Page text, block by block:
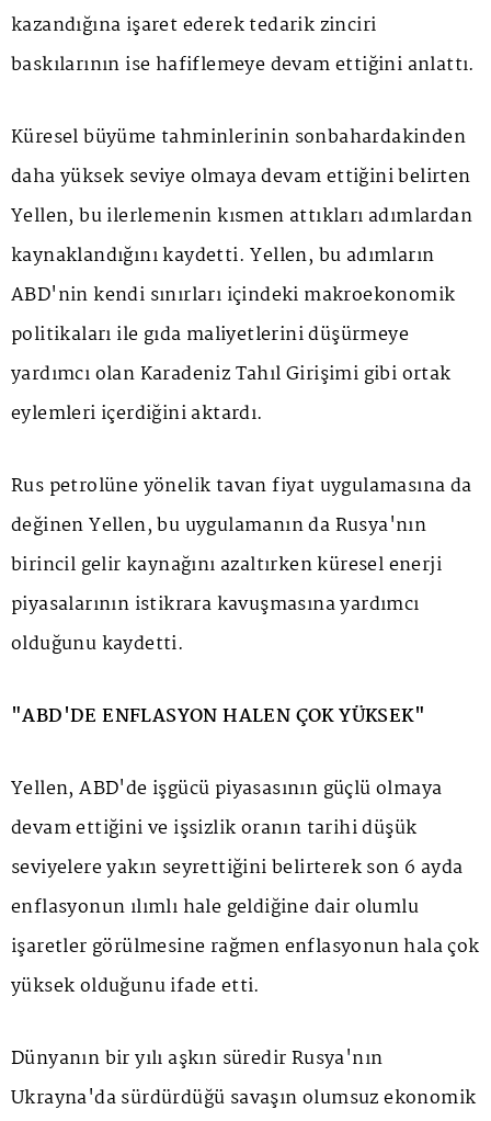
kazandığına işaret ederek tedarik zinciri
baskılarının ise hafiflemeye devam ettiğini anlattı.
Küresel büyüme tahminlerinin sonbahardakinden
daha yüksek seviye olmaya devam ettiğini belirten
Yellen, bu ilerlemenin kısmen attıkları adımlardan
kaynaklandığını kaydetti. Yellen, bu adımların
ABD'nin kendi sınırları içindeki makroekonomik
politikaları ile gıda maliyetlerini düşürmeye
yardımcı olan Karadeniz Tahıl Girişimi gibi ortak
eylemleri içerdiğini aktardı.
Rus petrolüne yönelik tavan fiyat uygulamasına da
değinen Yellen, bu uygulamanın da Rusya'nın
birincil gelir kaynağını azaltırken küresel enerji
piyasalarının istikrara kavuşmasına yardımcı
olduğunu kaydetti.
"ABD'DE ENFLASYON HALEN ÇOK YÜKSEK"
Yellen, ABD'de işgücü piyasasının güçlü olmaya
devam ettiğini ve işsizlik oranın tarihi düşük
seviyelere yakın seyrettiğini belirterek son 6 ayda
enflasyonun ılımlı hale geldiğine dair olumlu
işaretler görülmesine rağmen enflasyonun hala çok
yüksek olduğunu ifade etti.
Dünyanın bir yılı aşkın süredir Rusya'nın
Ukrayna'da sürdürdüğü savaşın olumsuz ekonomik